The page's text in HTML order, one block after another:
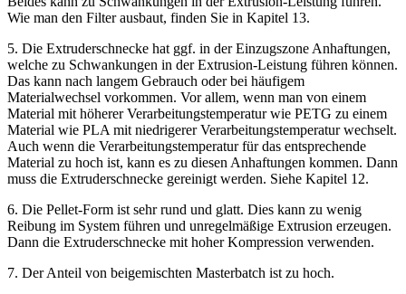
Wie man den Filter ausbaut, finden Sie in Kapitel 13.
5. Die Extruderschnecke hat ggf. in der Einzugszone Anhaftungen,
welche zu Schwankungen in der Extrusion-Leistung führen können.
Das kann nach langem Gebrauch oder bei häufigem
Materialwechsel vorkommen. Vor allem, wenn man von einem
Material mit höherer Verarbeitungstemperatur wie PETG zu einem
Material wie PLA mit niedrigerer Verarbeitungstemperatur wechselt.
Auch wenn die Verarbeitungstemperatur für das entsprechende
Material zu hoch ist, kann es zu diesen Anhaftungen kommen. Dann
muss die Extruderschnecke gereinigt werden. Siehe Kapitel 12.
6. Die Pellet-Form ist sehr rund und glatt. Dies kann zu wenig
Reibung im System führen und unregelmäßige Extrusion erzeugen.
Dann die Extruderschnecke mit hoher Kompression verwenden.
7. Der Anteil von beigemischten Masterbatch ist zu hoch.